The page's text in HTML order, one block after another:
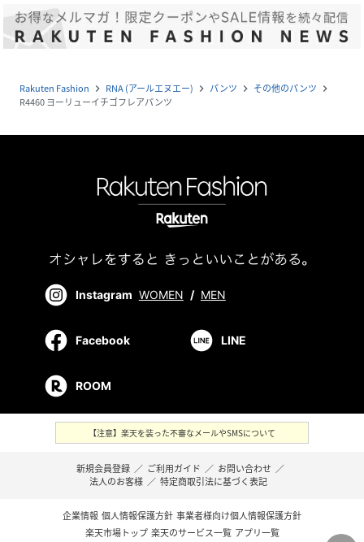
Rakuten Fashion navigate_next RNA (アールエヌエー) navigate_next パンツ navigate_next その他のパンツ navigate_next
R4460 ヨーリューイチゴフレアパンツ
Instagram WOMEN / MEN
Facebook LINE
ROOM
【注意】楽天を装った不審なメールやSMSについて
新規会員登録 ／ ご利用ガイド ／ お問い合わせ ／
法人のお客様 ／ 特定商取引法に基づく表記
企業情報 個人情報保護方針 事業者様向け個人情報保護方針
楽天市場トップ 楽天のサービス一覧 アプリ一覧